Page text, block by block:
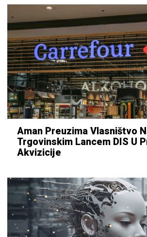
Aman Preuzima Vlasništvo
Trgovinskim Lancem DIS U
Akvizicije